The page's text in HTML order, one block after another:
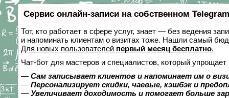
Сервис онлайн-записи на собственном
Тот, кто работает в сфере услуг, знает — без ведения
и напоминать клиентам о визитах тоже. Нашли самый
Для новых пользователей первый месяц бесплатно.
Чат-бот для мастеров и специалистов, который упрощает
— Сам записывает клиентов и напоминает им о
— Персонализирует скидки, чаевые, кэшбэк и
— Увеличивает доходимость и помогает больше